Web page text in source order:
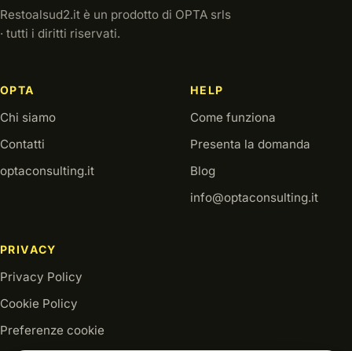
Restoalsud2.it è un prodotto di OPTA srls
· tutti i diritti riservati.
OPTA
Chi siamo
Contatti
optaconsulting.it
HELP
Come funziona
Presenta la domanda
Blog
info@optaconsulting.it
PRIVACY
Privacy Policy
Cookie Policy
Preferenze cookie